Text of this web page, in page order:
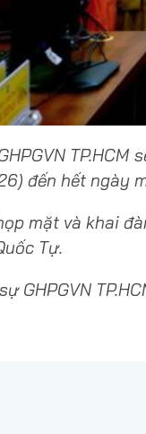
đến hết ngày
mặt và khai
Tự.
GHPGVN